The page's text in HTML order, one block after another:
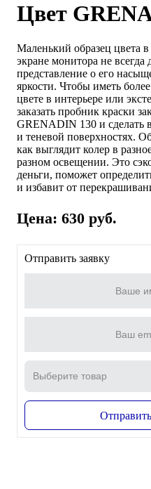
Цвет
Маленький образец цвета
экране монитора не всегда
представление о его
яркости. Чтобы иметь
цвете в интерьере или
заказать пробник краски
GRENADIN 130 и сделать
и теневой поверхностях.
как выглядит колер в
разном освещении. Это
деньги, поможет
и избавит от
Цена: 630 руб.
Отправить заявку